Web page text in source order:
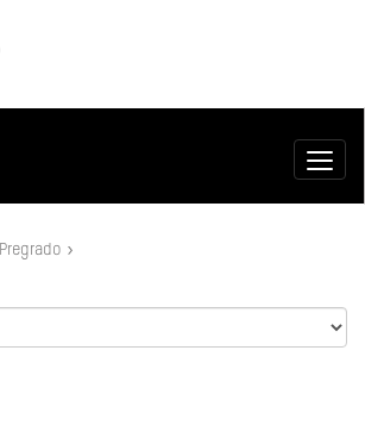
Pregrado